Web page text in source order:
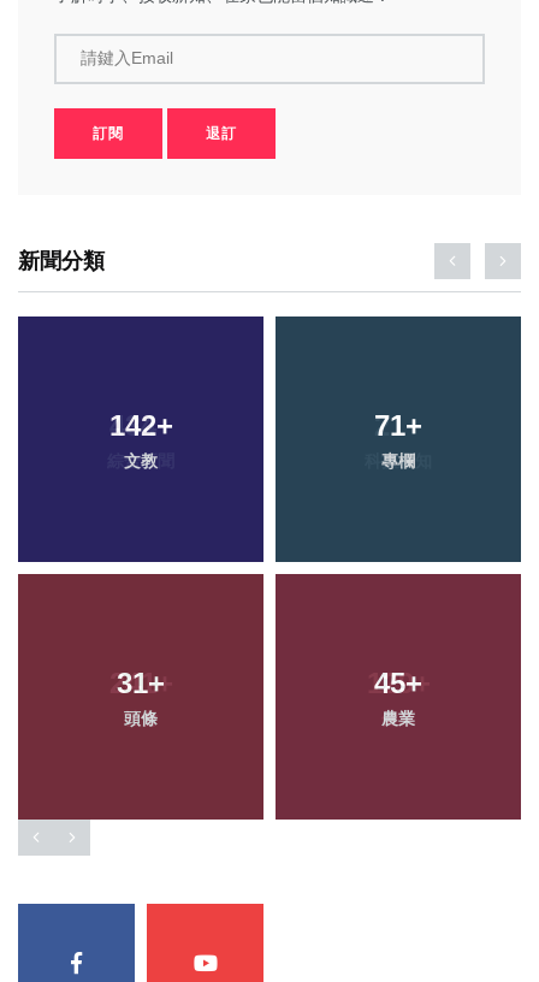
請鍵入Email
訂閱 退訂
新聞分類
142+
文教
71+
專欄
31+
頭條
45+
農業